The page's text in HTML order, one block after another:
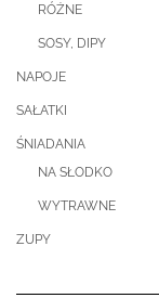
RÓŻNE
SOSY, DIPY
NAPOJE
SAŁATKI
ŚNIADANIA
NA SŁODKO
WYTRAWNE
ZUPY